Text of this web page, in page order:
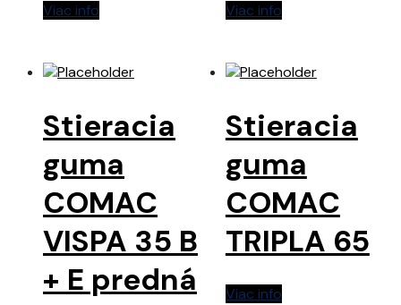
Viac info Viac info
Stieracia
guma
COMAC
VISPA 35 B
+ E predná
Stieracia
guma
COMAC
TRIPLA 65
Viac info